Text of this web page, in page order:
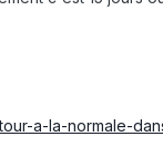
a-la-normale-